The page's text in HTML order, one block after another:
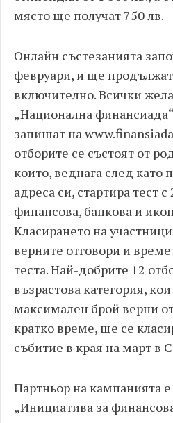
място ще получат 750 лв.
Онлайн състезанията
февруари, и ще
включително. Всички
„Национална
запишат на
отборите се състоят от
които, веднага след като
адреса си, стартира тест
финансова, банкова и
Класирането на
верните отговори и
теста. Най-добрите 12
възрастова категория,
максимален брой верни
кратко време, ще се
събитие в края на март в
Партньор на кампанията
„Инициатива за